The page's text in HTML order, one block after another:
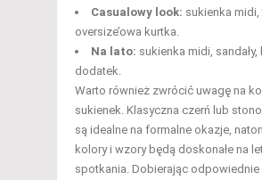
Casualowy look: sukienka midi,
oversize’owa kurtka.
Na lato: sukienka midi,
dodatek.
Warto również zwrócić uwagę na
sukienek. Klasyczna czerń lub
są idealne na formalne okazje,
kolory i wzory będą doskonałe na
spotkania. Dobierając odpowiednie